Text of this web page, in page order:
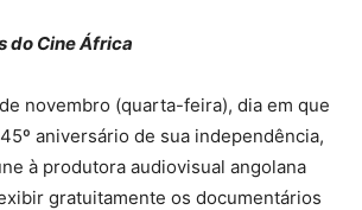
do Cine África
novembro (quarta-feira), dia em que
aniversário de sua independência,
à produtora audiovisual angolana
gratuitamente os documentários